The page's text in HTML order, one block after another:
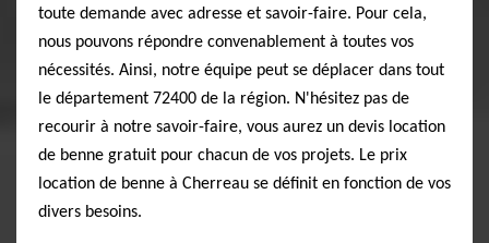
toute demande avec adresse et savoir-faire. Pour cela,
nous pouvons répondre convenablement à toutes vos
nécessités. Ainsi, notre équipe peut se déplacer dans tout
le département 72400 de la région. N'hésitez pas de
recourir à notre savoir-faire, vous aurez un devis location
de benne gratuit pour chacun de vos projets. Le prix
location de benne à Cherreau se définit en fonction de vos
divers besoins.